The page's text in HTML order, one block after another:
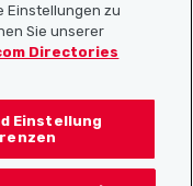
Einstellungen zu
Sie unserer
Directories
Einstellung